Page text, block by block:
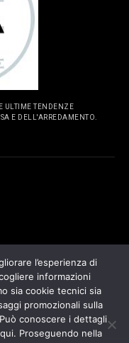
ULTIME TENDENZE
E DELL'ARREDAMENTO.
l’esperienza di
informazioni
sia cookie tecnici sia
promozionali sulla
conoscere i dettagli
Proseguendo nella